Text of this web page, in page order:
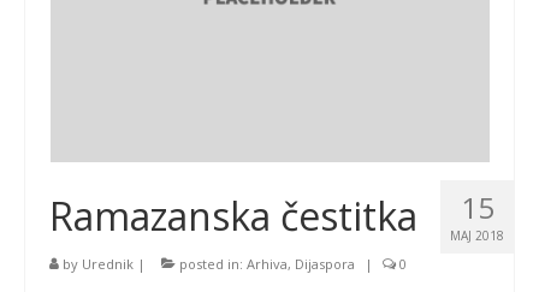
15
MAJ 2018
Ramazanska čestitka
by Urednik | posted in: Arhiva, Dijaspora | 0